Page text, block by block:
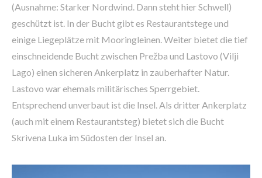
(Ausnahme: Starker Nordwind. Dann steht hier Schwell)
geschützt ist. In der Bucht gibt es Restaurantstege und
einige Liegeplätze mit Mooringleinen. Weiter bietet die tief
einschneidende Bucht zwischen Prežba und Lastovo (Vilji
Lago) einen sicheren Ankerplatz in zauberhafter Natur.
Lastovo war ehemals militärisches Sperrgebiet.
Entsprechend unverbaut ist die Insel. Als dritter Ankerplatz
(auch mit einem Restaurantsteg) bietet sich die Bucht
Skrivena Luka im Südosten der Insel an.